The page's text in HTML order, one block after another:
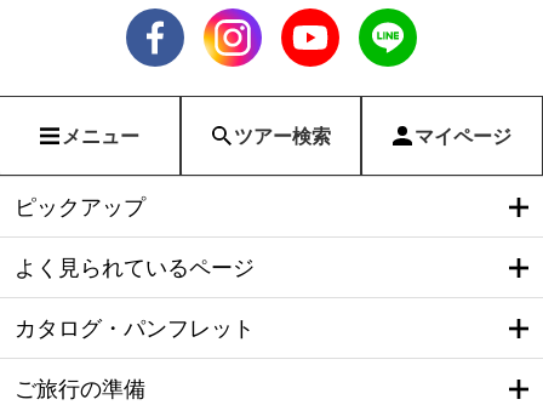
メニュー ツアー検索 マイページ
ピックアップ
よく見られているページ
カタログ・パンフレット
ご旅行の準備